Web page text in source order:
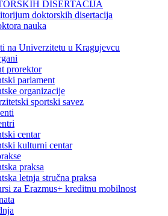
DISERTACIJA
doktorskih disertacija
nauka
na Univerzitetu u Kragujevcu
prorektor
parlament
organizacije
sportski savez
centar
kulturni centar
praksa
letnja stručna praksa
za Erazmus+ kreditnu mobilnost